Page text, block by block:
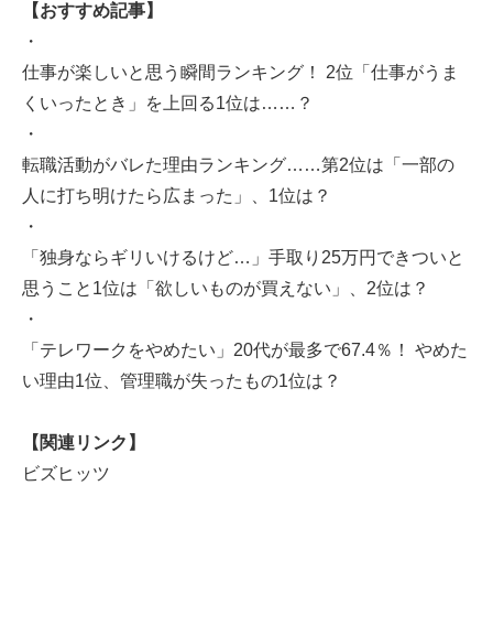
【おすすめ記事】
・
仕事が楽しいと思う瞬間ランキング！ 2位「仕事がうま
くいったとき」を上回る1位は……？
・
転職活動がバレた理由ランキング……第2位は「一部の
人に打ち明けたら広まった」、1位は？
・
「独身ならギリいけるけど…」手取り25万円できついと
思うこと1位は「欲しいものが買えない」、2位は？
・
「テレワークをやめたい」20代が最多で67.4％！ やめた
い理由1位、管理職が失ったもの1位は？
【関連リンク】
ビズヒッツ